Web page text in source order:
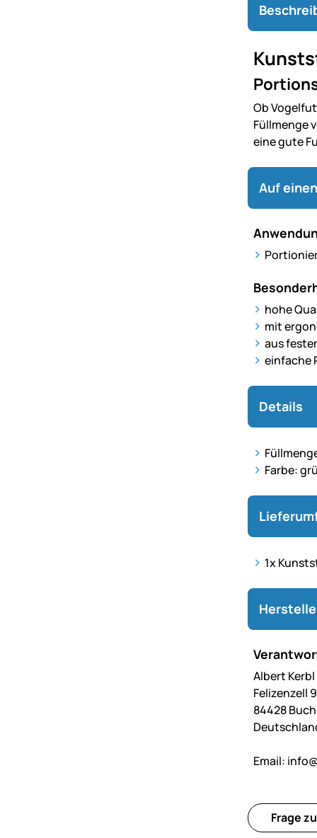
Ob
Füllmenge
eine gute
Auf
hohe
mit
aus
einfache
Details
Farbe:
1x
Albert Kerbl
Felizenzell 9
84428
Email:
Frage